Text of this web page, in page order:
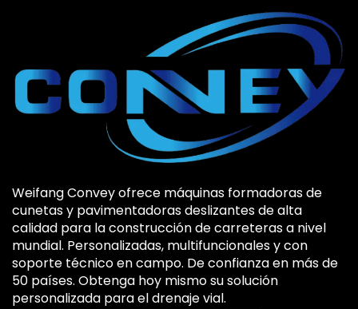
Weifang Convey ofrece máquinas formadoras de
cunetas y pavimentadoras deslizantes de alta
calidad para la construcción de carreteras a nivel
mundial. Personalizadas, multifuncionales y con
soporte técnico en campo. De confianza en más de
50 países. Obtenga hoy mismo su solución
personalizada para el drenaje vial.